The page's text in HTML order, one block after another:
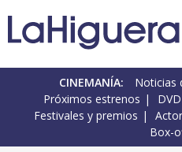
CINEMANÍA: Noticias
Próximos estrenos
DVD
Festivales y premios
Box-